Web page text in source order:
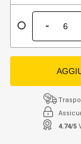
-
4.74/5